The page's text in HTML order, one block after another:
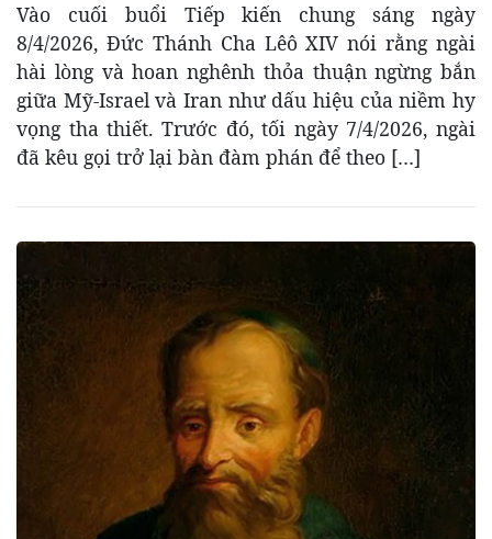
Vào cuối buổi Tiếp kiến chung sáng ngày
8/4/2026, Đức Thánh Cha Lêô XIV nói rằng ngài
hài lòng và hoan nghênh thỏa thuận ngừng bắn
giữa Mỹ-Israel và Iran như dấu hiệu của niềm hy
vọng tha thiết. Trước đó, tối ngày 7/4/2026, ngài
đã kêu gọi trở lại bàn đàm phán để theo […]